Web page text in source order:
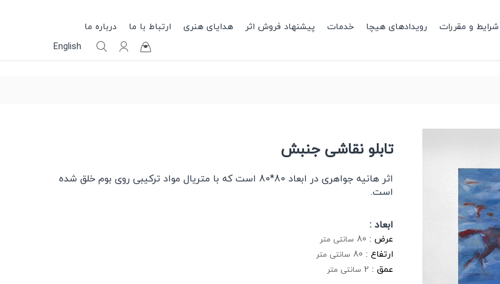
شرایط و مقررات رویدادهای هیچا خدمات پیشنهاد فروش اثر هدایای هنری ارتباط با ما
درباره ما
English
تابلو نقاشی جنبش
اثر هانیه جواهری در ابعاد 80*80 است که با متریال مواد ترکیبی روی بوم خلق شده
است.
ابعاد :
عرض : 80 سانتی متر
ارتفاع : 80 سانتی متر
عمق : 2 سانتی متر